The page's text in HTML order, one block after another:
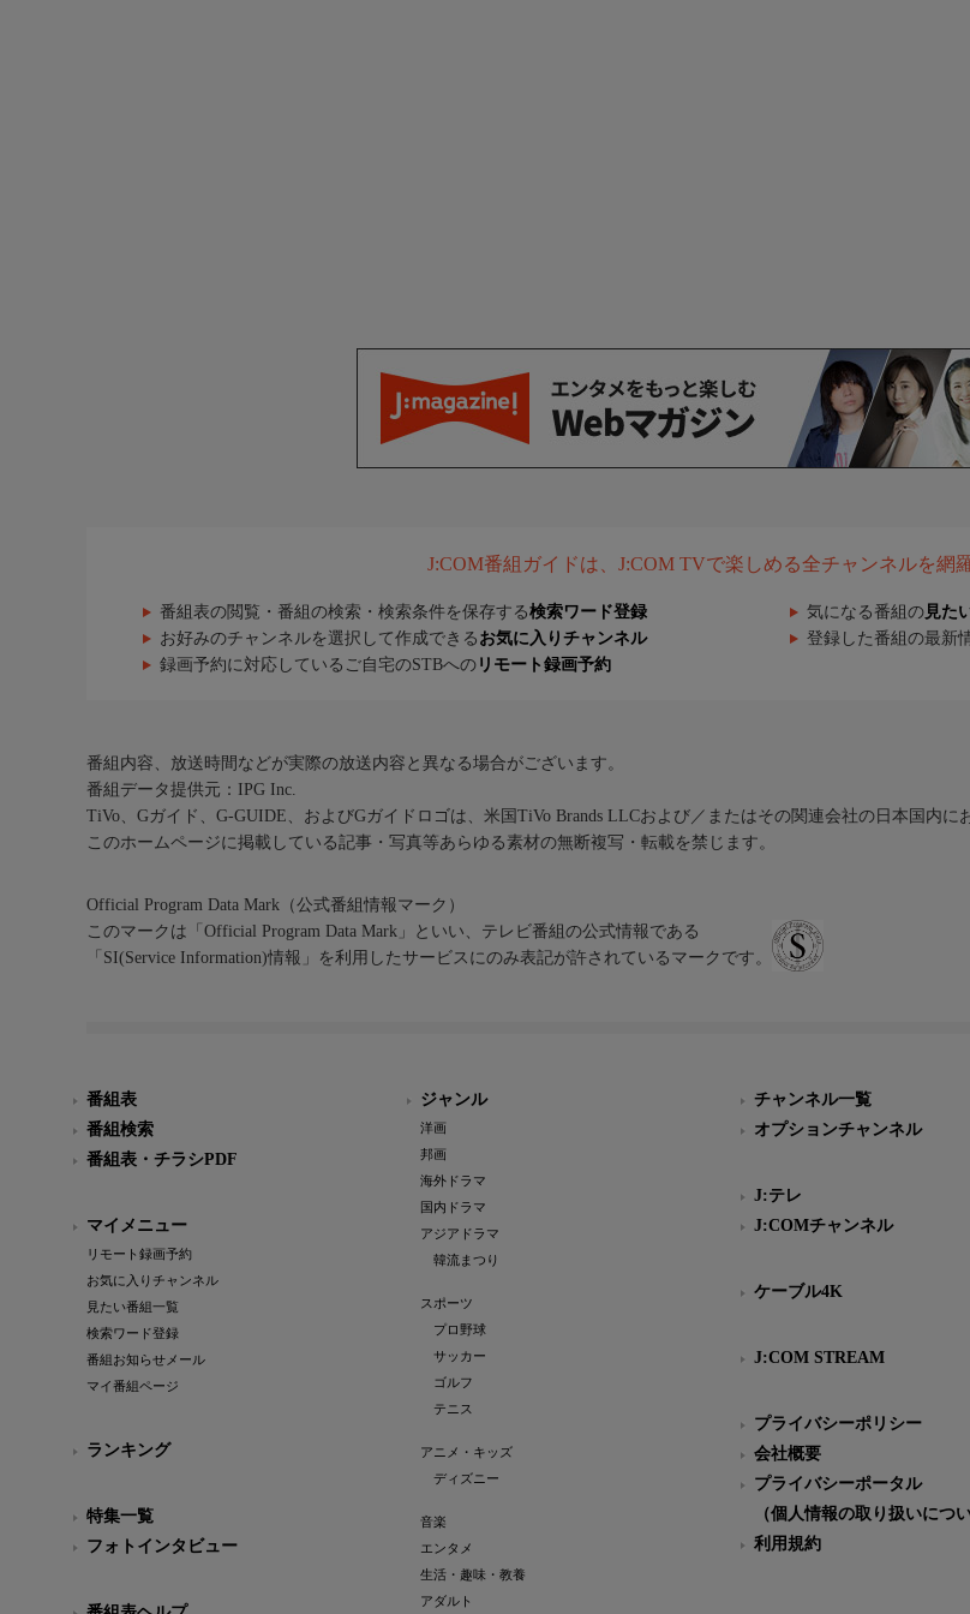
J:COM番組ガイドは、J:COM TVで楽しめる全チャンネルを網
番組表の閲覧・番組の検索・検索条件を保存する検索ワード登録 気になる番組の 見た
お好みのチャンネルを選択して作成できる お気に入りチャンネル 登録した番組の最新
録画予約に対応しているご自宅のSTBへの リモート録画予約
番組内容、放送時間などが実際の放送内容と異なる場合がございます。
番組データ提供元：IPG Inc.
TiVo、Gガイド、G-GUIDE、およびGガイドロゴは、米国TiVo Brands LLCおよび／またはその関連会社の日本国内に
このホームページに掲載している記事・写真等あらゆる素材の無断複写・転載を禁じます。
Official Program Data Mark（公式番組情報マーク）
このマークは「Official Program Data Mark」といい、テレビ番組の公式情報である
「SI(Service Information)情報」を利用したサービスにのみ表記が許されているマークです。
番組表
番組検索
番組表・チラシPDF
マイメニュー
リモート録画予約
お気に入りチャンネル
見たい番組一覧
検索ワード登録
番組お知らせメール
マイ番組ページ
ランキング
特集一覧
フォトインタビュー
ジャンル
洋画
邦画
海外ドラマ
国内ドラマ
アジアドラマ
韓流まつり
スポーツ
プロ野球
サッカー
ゴルフ
テニス
アニメ・キッズ
ディズニー
音楽
エンタメ
生活・趣味・教養
アダルト
チャンネル一覧
オプションチャンネル
J:テレ
J:COMチャンネル
ケーブル4K
J:COM STREAM
プライバシーポリシー
会社概要
プライバシーポータル
（個人情報の取り扱いについ
利用規約